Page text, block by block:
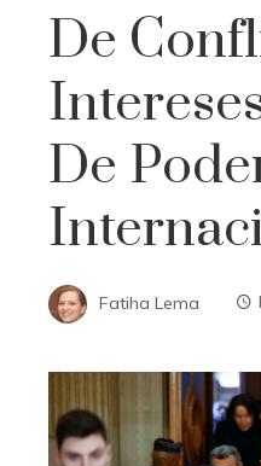
De
De
Fatiha Lema